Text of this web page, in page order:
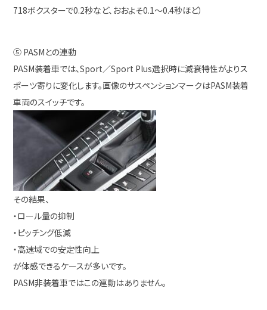
718ボクスターで0.2秒など、おおよそ0.1～0.4秒ほど）
⑤ PASMとの連動
PASM装着車では、Sport／Sport Plus選択時に減衰特性がよりス
ポーツ寄りに変化します。画像のサスペンションマークはPASM装着
車両のスイッチです。
その結果、
・ロール量の抑制
・ピッチング低減
・高速域での安定性向上
が体感できるケースが多いです。
PASM非装着車ではこの連動はありません。